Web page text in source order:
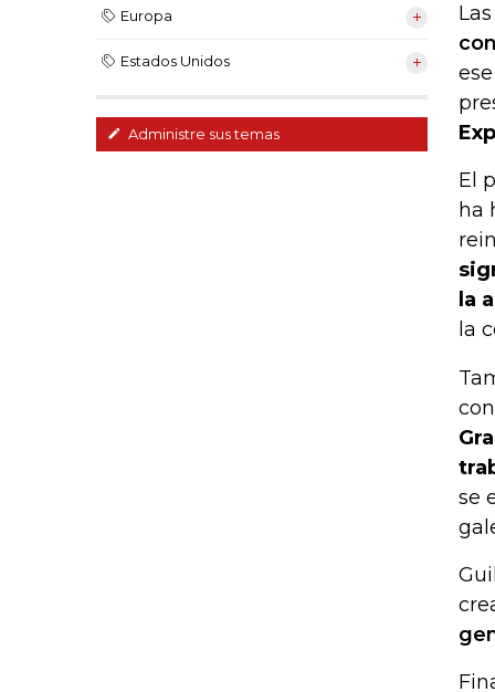
Europa
Estados Unidos
Administre sus temas
El
ha
la
la
se